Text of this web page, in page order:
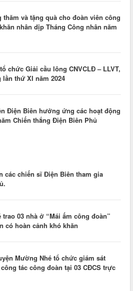
và tặng quà cho đoàn viên công
nhân dịp Tháng Công nhân năm
chức Giải cầu lông CNVCLĐ – LLVT,
thứ XI năm 2024
Điện Biên hưởng ứng các hoạt động
Chiến thắng Điện Biên Phủ
các chiến sĩ Điện Biên tham gia
03 nhà ở “Mái ấm công đoàn”
có hoàn cảnh khó khăn
Mường Nhé tổ chức giám sát
tác công đoàn tại 03 CĐCS trực